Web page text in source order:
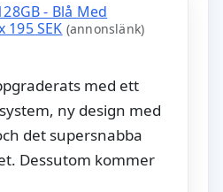
- Blå Med
SEK (annonslänk)
med ett
ny design med
det supersnabba
Dessutom kommer